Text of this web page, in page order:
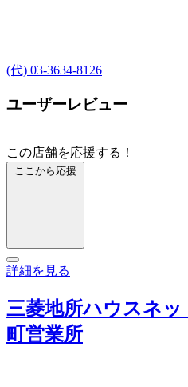
(代) 03-3634-8126
ユーザーレビュー
この店舗を応援する！
ここから応援
詳細を見る
三菱地所ハウスネ
町営業所